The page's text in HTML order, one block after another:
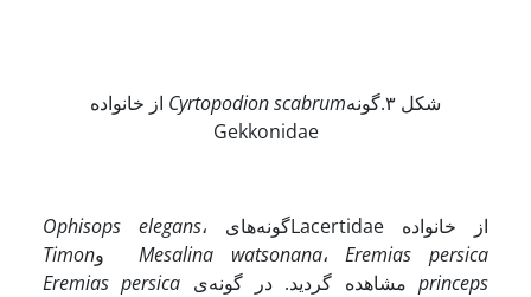
شکل ۳.گونه Cyrtopodion scabrum از خانواده
Gekkonidae
از خانواده Lacertidaeگونه‌های Ophisops elegans،
Mesalina watsonana،Eremias persica وTimon
princeps مشاهده گردید. در گونه‌ی